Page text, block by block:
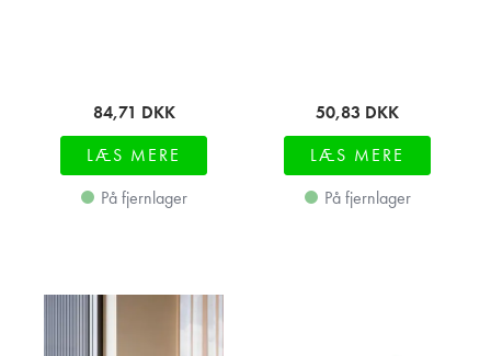
84,71 DKK
LÆS MERE
På fjernlager
50,83 DKK
LÆS MERE
På fjernlager